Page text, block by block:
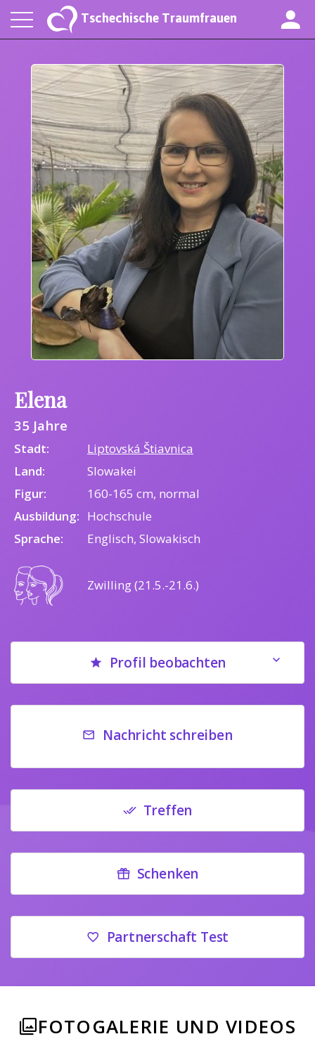
Tschechische Traumfrauen
Elena
35 Jahre
Stadt:
Liptovská Štiavnica
Land:
Slowakei
Figur:
160-165 cm, normal
Ausbildung: Hochschule
Sprache:
Englisch, Slowakisch
Zwilling (21.5.-21.6.)
Profil beobachten
Nachricht schreiben
Treffen
Schenken
Partnerschaft Test
FOTOGALERIE UND VIDEOS